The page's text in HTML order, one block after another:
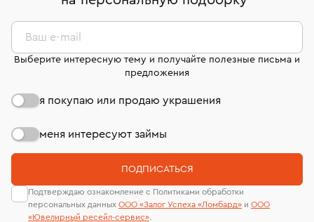
дней на возврат. Детальные условия возврата
комиссионных украшений и часов смотрите на
странице«Возврат украшений»
сертификаты МГУ и других геммологических
лабораторий
Ваш e-mail
Выберите интересную тему и получайте полезные письма и
предложения
я покупаю или продаю украшения
меня интересуют займы
ПОДПИСАТЬСЯ
Подтверждаю ознакомление с Политиками обработки
персональных данных ООО «Залог Успеха «Ломбард» и ООО
«Ювелирный ресейл-сервиc».